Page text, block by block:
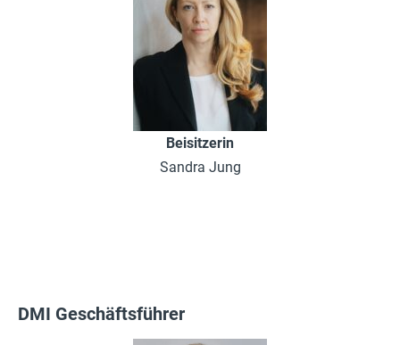
Beisitzerin
Sandra Jung
DMI Geschäftsführer